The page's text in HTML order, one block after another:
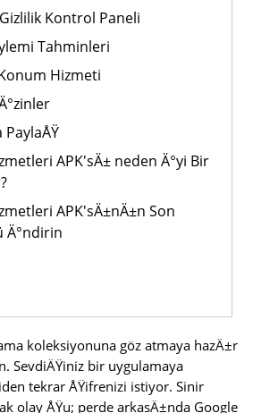
Kontrol Paneli
Tahminleri
Hizmeti
APK'sÄ± neden Ä°yi Bir
APK'sÄ±nÄ±n Son
Ä°ndirin
koleksiyonuna göz atmaya hazÄ±r
SevdiÄŸiniz bir uygulamaya
tekrar ÅŸifrenizi istiyor. Sinir
olay ÅŸu; perde arkasÄ±nda Google